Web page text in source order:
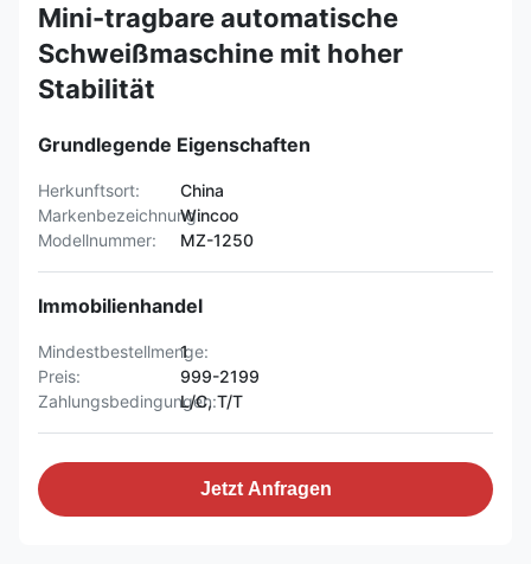
Mini-tragbare automatische
Schweißmaschine mit hoher
Stabilität
Grundlegende Eigenschaften
Herkunftsort:
China
Markenbezeichnung:Wincoo
Modellnummer:
MZ-1250
Immobilienhandel
Mindestbestellmenge:
1
Preis:
999-2199
Zahlungsbedingungen:
L/C, T/T
Jetzt Anfragen